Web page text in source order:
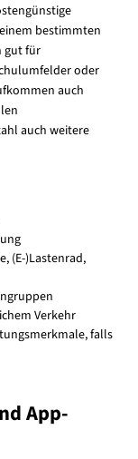
bestimmten
gut für
oder
auch
auch weitere
(E-)Lastenrad,
Verkehr
falls
App-